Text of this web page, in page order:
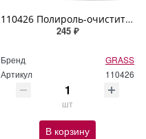
110426 Полироль-очиститель пластика матовый GRASS "Polyrole Matte" яблоко 600мл
245 ₽
Бренд
GRASS
Артикул
110426
шт
В корзину